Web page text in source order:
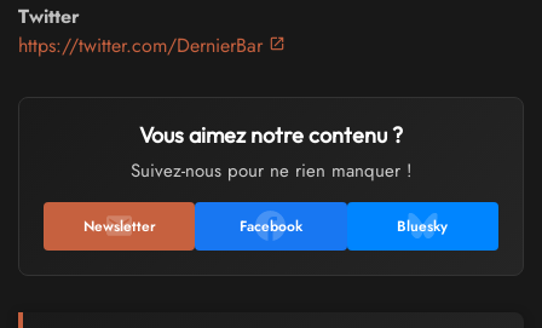
Twitter
https://twitter.com/DernierBar
Vous aimez notre contenu ?
Suivez-nous pour ne rien manquer !
Newsletter Facebook Bluesky